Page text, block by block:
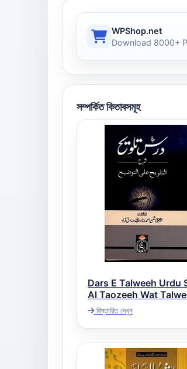
WPShop.net
Download 8000+
সম্পর্কিত কিতাবসমূহ
Dars E Talweeh Urdu
Al Taozeeh Wat
اردو شرح التوضیح و
التلویح
বিস্তারিত দেখুন